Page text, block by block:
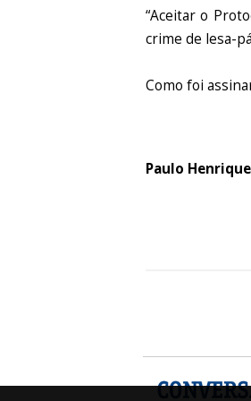
“Aceitar o
crime de lesa-
Como foi
Paulo